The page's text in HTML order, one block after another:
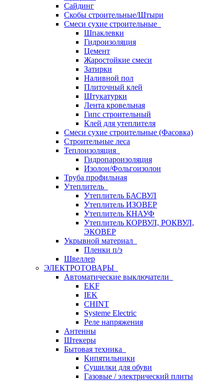
Сайдинг
Скобы строительные/Штыри
Смеси сухие строительные
Шпаклевки
Гидроизоляция
Цемент
Жаростойкие смеси
Затирки
Наливной пол
Плиточный клей
Штукатурки
Лента кровельная
Гипс строительный
Клей для утеплителя
Смеси сухие строительные (Фасовка)
Строительные леса
Теплоизоляция
Гидропароизоляция
Изолон/Фольгоизолон
Труба профильная
Утеплитель
Утеплитель БАСВУЛ
Утеплитель ИЗОВЕР
Утеплитель КНАУФ
Утеплитель КОРВУЛ, РОКВУЛ,
ЭКОВЕР
Укрывной материал
Пленки п/э
Швеллер
ЭЛЕКТРОТОВАРЫ
Автоматические выключатели
EKF
IEK
CHINT
Systeme Electric
Реле напряжения
Антенны
Штекеры
Бытовая техника
Кипятильники
Сушилки для обуви
Газовые / электрический плиты